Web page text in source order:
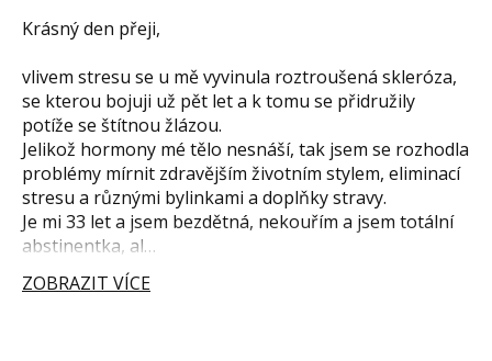
Krásný den přeji,
vlivem stresu se u mě vyvinula roztroušená skleróza,
se kterou bojuji už pět let a k tomu se přidružily
potíže se štítnou žlázou.
Jelikož hormony mé tělo nesnáší, tak jsem se rozhodla
problémy mírnit zdravějším životním stylem, eliminací
stresu a různými bylinkami a doplňky stravy.
Je mi 33 let a jsem bezdětná, nekouřím a jsem totální
abstinentka, al…
ZOBRAZIT VÍCE